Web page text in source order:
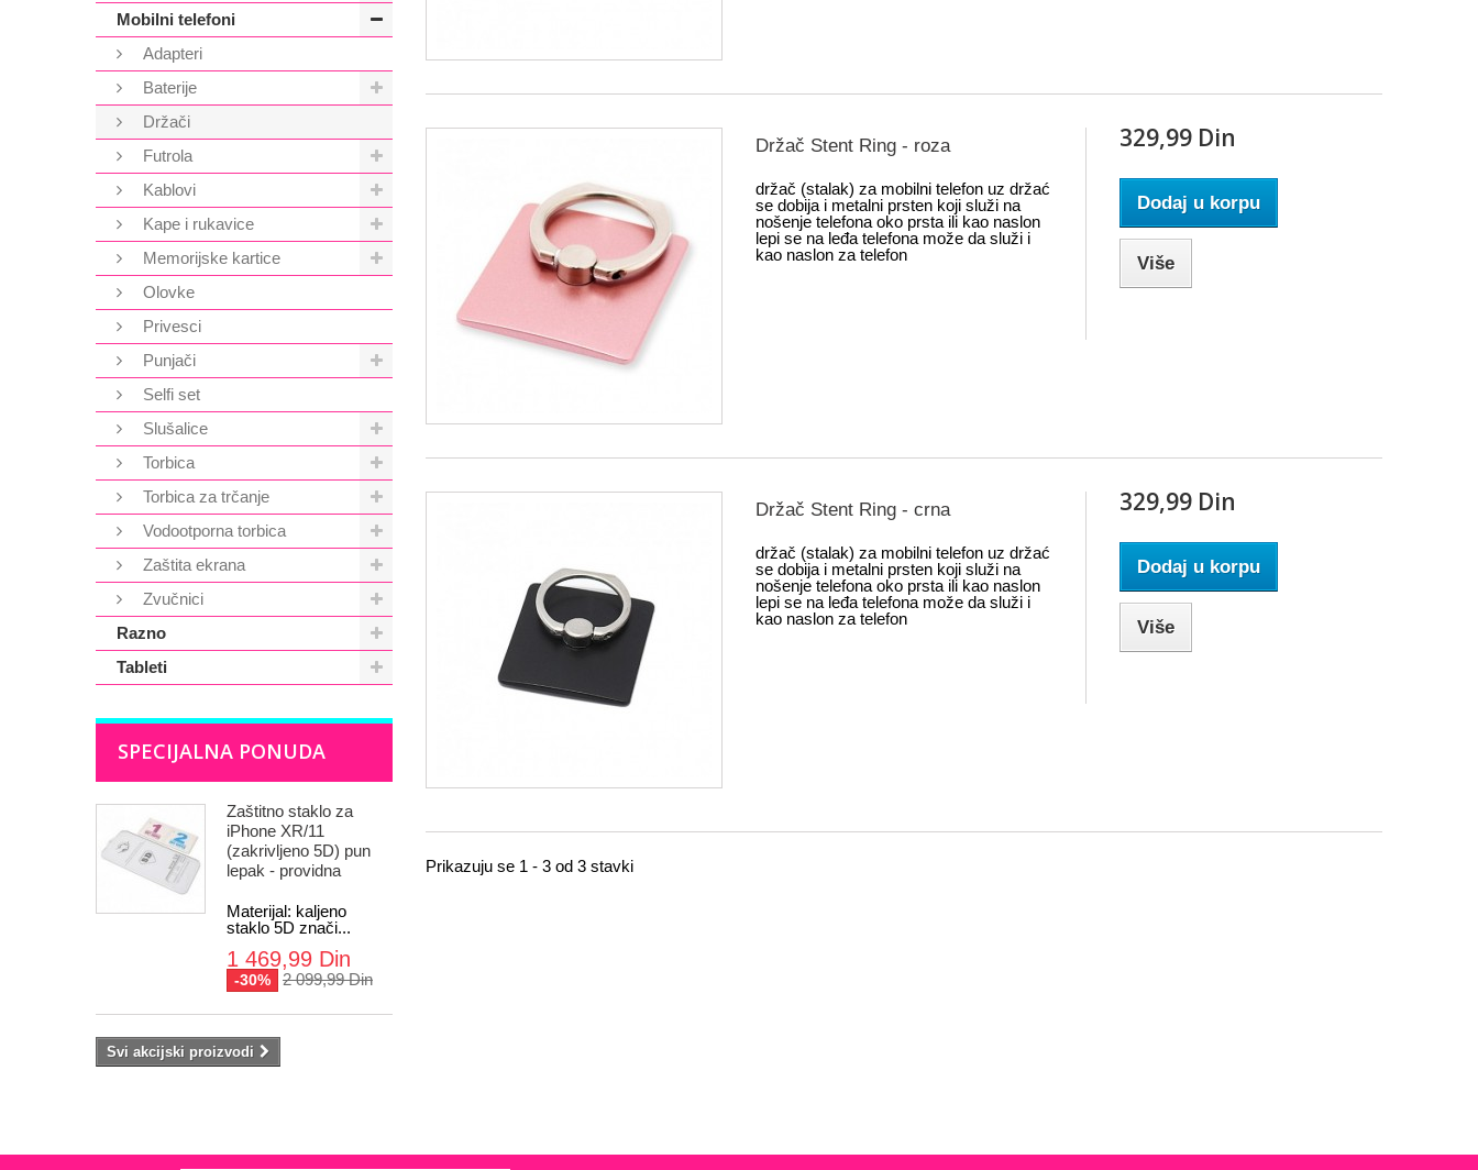
Mobilni telefoni
Adapteri
Baterije
Držači
Futrola
Kablovi
Kape i rukavice
Memorijske kartice
Olovke
Privesci
Punjači
Selfi set
Slušalice
Torbica
Torbica za trčanje
Vodootporna torbica
Zaštita ekrana
Zvučnici
Razno
Tableti
SPECIJALNA PONUDA
Zaštitno staklo za
iPhone XR/11
(zakrivljeno 5D) pun
lepak - providna
Materijal: kaljeno
staklo 5D znači...
1 469,99 Din
-30% 2 099,99 Din
Svi akcijski proizvodi
Držač Stent Ring - roza
držač (stalak) za mobilni telefon uz držać
se dobija i metalni prsten koji služi na
nošenje telefona oko prsta ili kao naslon
lepi se na leđa telefona može da služi i
kao naslon za telefon
329,99 Din
Dodaj u korpu
Više
Držač Stent Ring - crna
držač (stalak) za mobilni telefon uz držać
se dobija i metalni prsten koji služi na
nošenje telefona oko prsta ili kao naslon
lepi se na leđa telefona može da služi i
kao naslon za telefon
329,99 Din
Dodaj u korpu
Više
Prikazuju se 1 - 3 od 3 stavki